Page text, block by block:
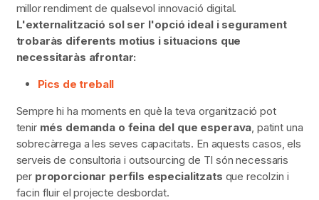
millor rendiment de qualsevol innovació digital.
L'externalització sol ser l'opció ideal i segurament
trobaràs diferents motius i situacions que
necessitaràs afrontar:
Pics de treball
Sempre hi ha moments en què la teva organització pot
tenir més demanda o feina del que esperava , patint una
sobrecàrrega a les seves capacitats. En aquests casos, els
serveis de consultoria i outsourcing de TI són necessaris
per proporcionar perfils especialitzats que recolzin i
facin fluir el projecte desbordat.